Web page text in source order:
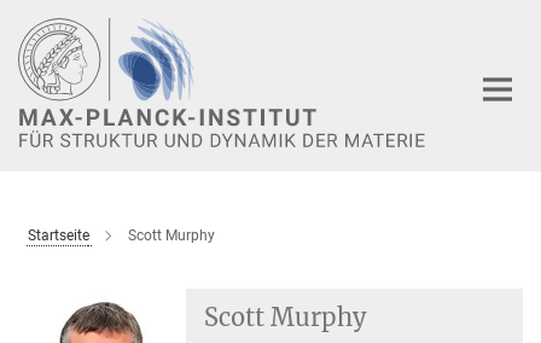
Hauptinhalt
Startseite Scott Murphy
Scott Murphy